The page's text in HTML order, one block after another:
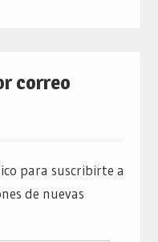
correo
para suscribirte a
de nuevas